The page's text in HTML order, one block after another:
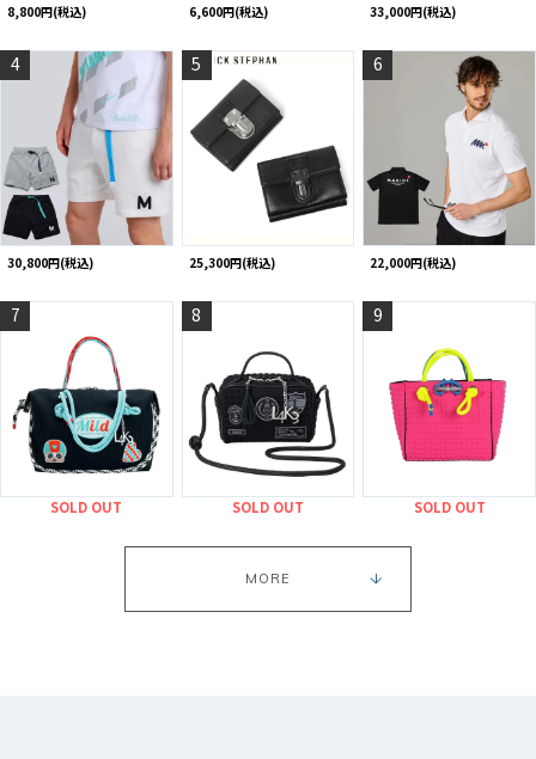
8,800円(税込) 6,600円(税込) 33,000円(税込)
4
30,800円(税込)
5
25,300円(税込)
6
22,000円(税込)
7
SOLD OUT
8
SOLD OUT
9
SOLD OUT
MORE